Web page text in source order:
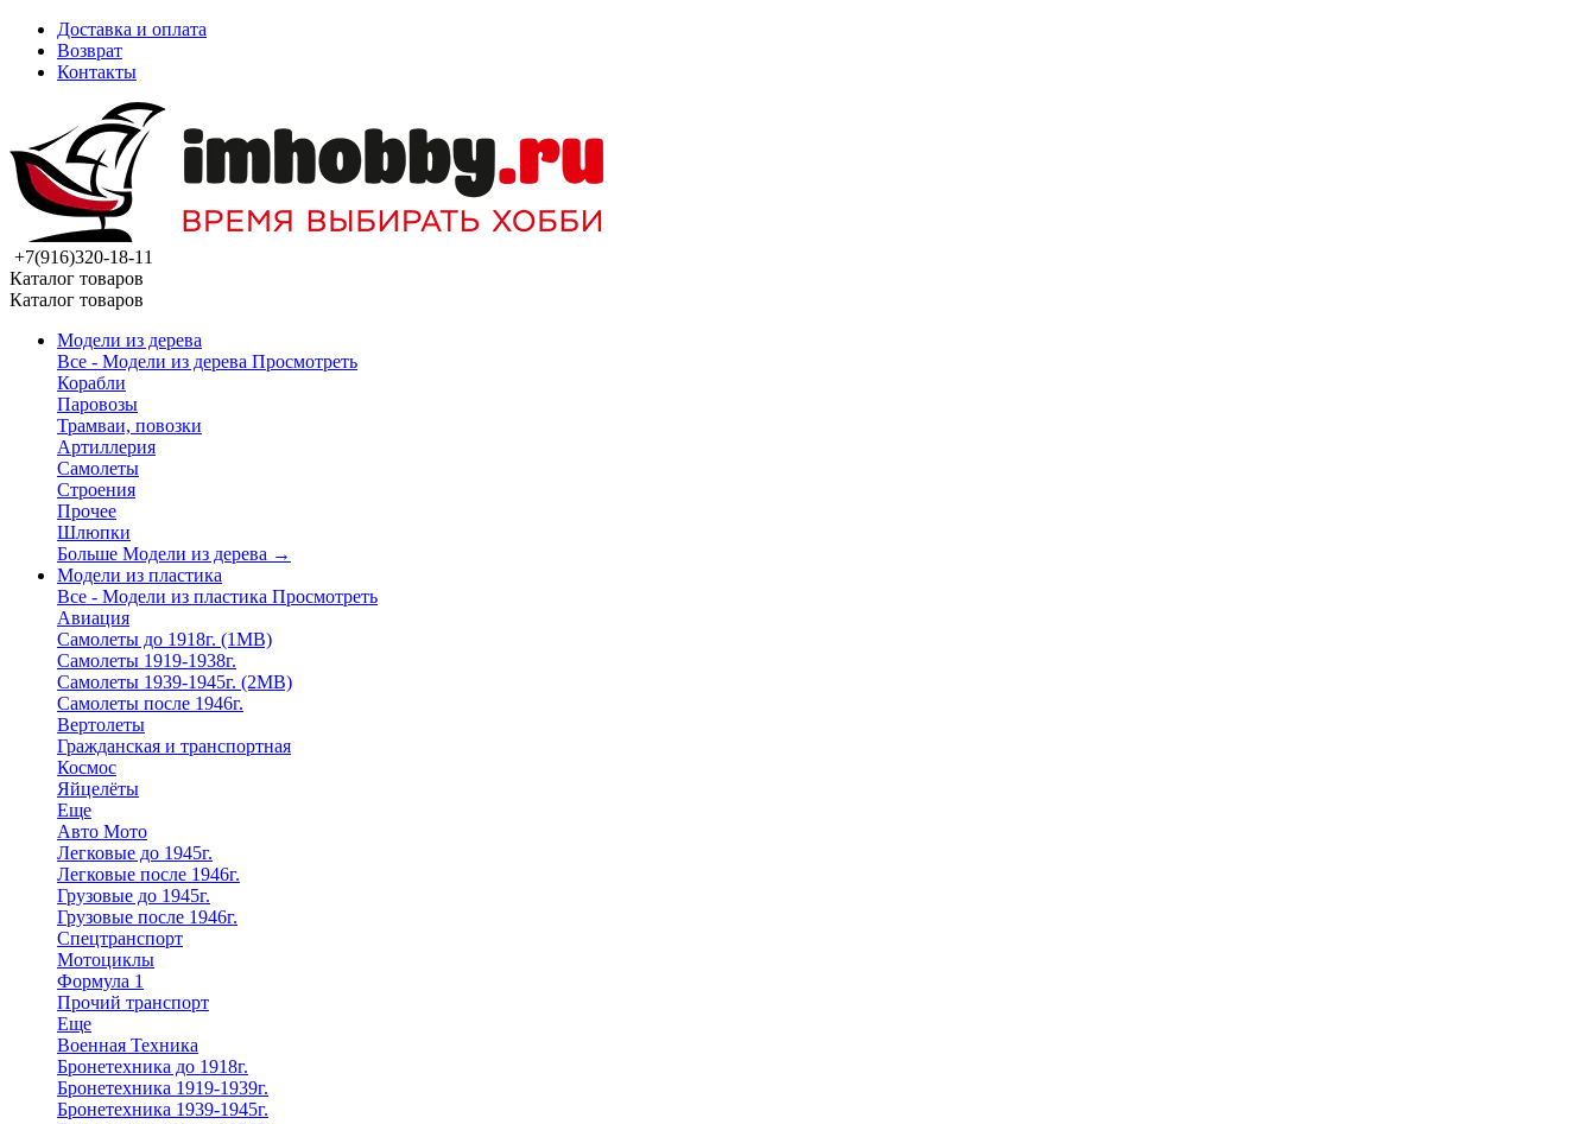
Доставка и оплата
Возврат
Контакты
+7(916)320-18-11
Каталог товаров
Каталог товаров
Модели из дерева
Все - Модели из дерева Просмотреть
Корабли
Паровозы
Трамваи, повозки
Артиллерия
Самолеты
Строения
Прочее
Шлюпки
Больше Модели из дерева →
Модели из пластика
Все - Модели из пластика Просмотреть
Авиация
Самолеты до 1918г. (1МВ)
Самолеты 1919-1938г.
Самолеты 1939-1945г. (2МВ)
Самолеты после 1946г.
Вертолеты
Гражданская и транспортная
Космос
Яйцелёты
Еще
Авто Мото
Легковые до 1945г.
Легковые после 1946г.
Грузовые до 1945г.
Грузовые после 1946г.
Спецтранспорт
Мотоциклы
Формула 1
Прочий транспорт
Еще
Военная Техника
Бронетехника до 1918г.
Бронетехника 1919-1939г.
Бронетехника 1939-1945г.